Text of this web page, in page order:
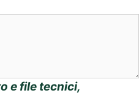
e file tecnici,